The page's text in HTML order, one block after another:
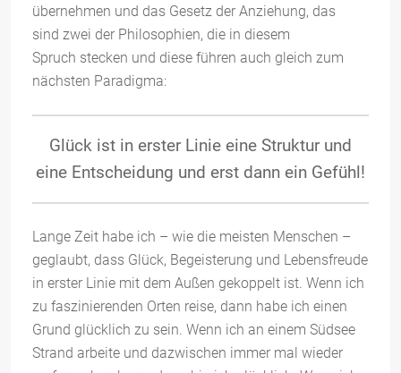
übernehmen und das Gesetz der Anziehung, das
sind zwei der Philosophien, die in diesem
Spruch stecken und diese führen auch gleich zum
nächsten Paradigma:
Glück ist in erster Linie eine Struktur und
eine Entscheidung und erst dann ein Gefühl!
Lange Zeit habe ich – wie die meisten Menschen –
geglaubt, dass Glück, Begeisterung und Lebensfreude
in erster Linie mit dem Außen gekoppelt ist. Wenn ich
zu faszinierenden Orten reise, dann habe ich einen
Grund glücklich zu sein. Wenn ich an einem Südsee
Strand arbeite und dazwischen immer mal wieder